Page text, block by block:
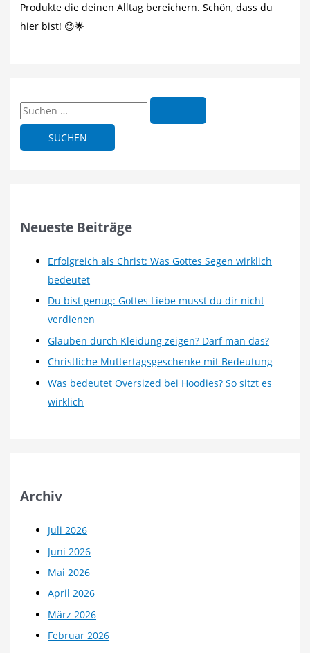
Produkte die deinen Alltag bereichern. Schön, dass du
hier bist! 😊🌟
S
u
a
Neueste Beiträge
Erfolgreich als Christ: Was Gottes Segen wirklich
bedeutet
Du bist genug: Gottes Liebe musst du dir nicht
verdienen
Glauben durch Kleidung zeigen? Darf man das?
Christliche Muttertagsgeschenke mit Bedeutung
Was bedeutet Oversized bei Hoodies? So sitzt es
wirklich
Archiv
Juli 2026
Juni 2026
Mai 2026
April 2026
März 2026
Februar 2026